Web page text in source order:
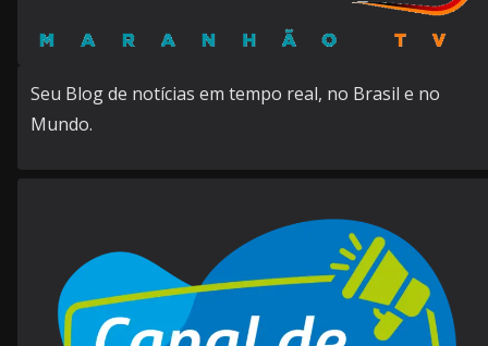
Seu Blog de notícias em tempo real, no Brasil e no
Mundo.